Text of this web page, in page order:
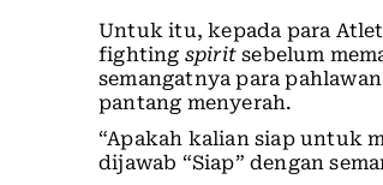
Untuk itu, kepada para
fighting spirit sebelum
semangatnya para
pantang menyerah.
“Apakah kalian siap untuk
dijawab “Siap” dengan